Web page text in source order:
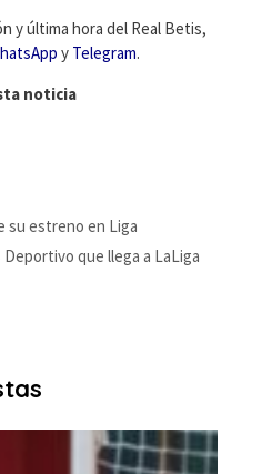
y última hora del Real Betis,
y Telegram.
noticia
su estreno en Liga
que llega a LaLiga